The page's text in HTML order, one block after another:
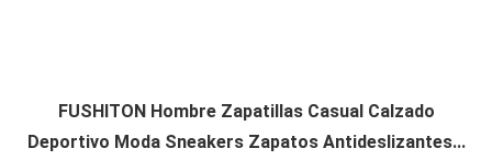
FUSHITON Hombre Zapatillas Casual Calzado
Deportivo Moda Sneakers Zapatos Antideslizantes...